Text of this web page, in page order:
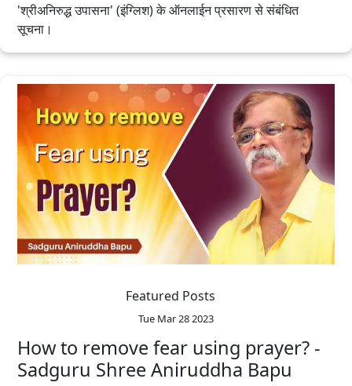
'श्रीअनिरुद्ध उपासना' (इंग्लिश) के ऑनलाईन प्रसारण से संबंधित
सूचना।
Featured Posts
Tue Mar 28 2023
How to remove fear using prayer? -
Sadguru Shree Aniruddha Bapu